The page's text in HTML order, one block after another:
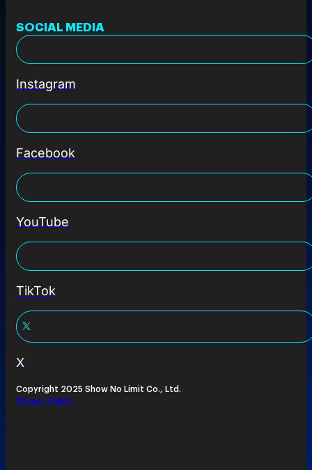
SOCIAL MEDIA
Instagram
Facebook
YouTube
TikTok
X
Copyright 2025 Show No Limit Co., Ltd.
Privacy Policy